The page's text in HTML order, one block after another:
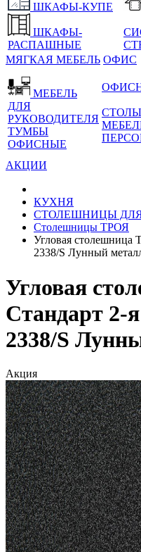
ШКАФЫ-КУПЕ
ШКАФЫ-
РАСПАШНЫЕ
МЯГКАЯ МЕБЕЛЬ ОФИС
МЕБЕЛЬ
ДЛЯ
РУКОВОДИТЕЛЯ
ТУМБЫ
ОФИСНЫЕ
СТОЛЫ
АКЦИИ
КУХНЯ
СТОЛЕШНИЦЫ
Столешницы ТРОЯ
Угловая столешница
2338/S Лунный
Угловая
Стандарт 2-
2338/S
Акция